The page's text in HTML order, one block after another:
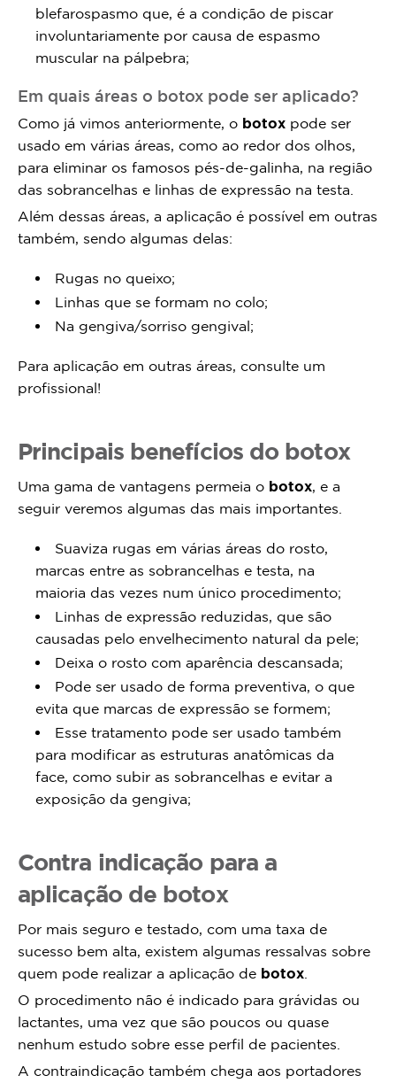
blefarospasmo que, é a condição de piscar
involuntariamente por causa de espasmo
muscular na pálpebra;
Em quais áreas o botox pode ser aplicado?
Como já vimos anteriormente, o botox pode ser
usado em várias áreas, como ao redor dos olhos,
para eliminar os famosos pés-de-galinha, na região
das sobrancelhas e linhas de expressão na testa.
Além dessas áreas, a aplicação é possível em outras
também, sendo algumas delas:
Rugas no queixo;
Linhas que se formam no colo;
Na gengiva/sorriso gengival;
Para aplicação em outras áreas, consulte um
profissional!
Principais benefícios do botox
Uma gama de vantagens permeia o botox , e a
seguir veremos algumas das mais importantes.
Suaviza rugas em várias áreas do rosto,
marcas entre as sobrancelhas e testa, na
maioria das vezes num único procedimento;
Linhas de expressão reduzidas, que são
causadas pelo envelhecimento natural da pele;
Deixa o rosto com aparência descansada;
Pode ser usado de forma preventiva, o que
evita que marcas de expressão se formem;
Esse tratamento pode ser usado também
para modificar as estruturas anatômicas da
face, como subir as sobrancelhas e evitar a
exposição da gengiva;
Contra indicação para a
aplicação de botox
Por mais seguro e testado, com uma taxa de
sucesso bem alta, existem algumas ressalvas sobre
quem pode realizar a aplicação de botox
O procedimento não é indicado para grávidas ou
lactantes, uma vez que são poucos ou quase
nenhum estudo sobre esse perfil de pacientes.
A contraindicação também chega aos portadores